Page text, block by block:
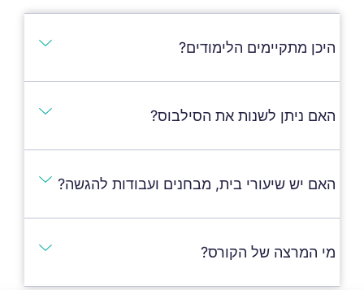
היכן מתקיימים הלימודים?
האם ניתן לשנות את הסילבוס?
האם יש שיעורי בית, מבחנים ועבודות להגשה?
מי המרצה של הקורס?